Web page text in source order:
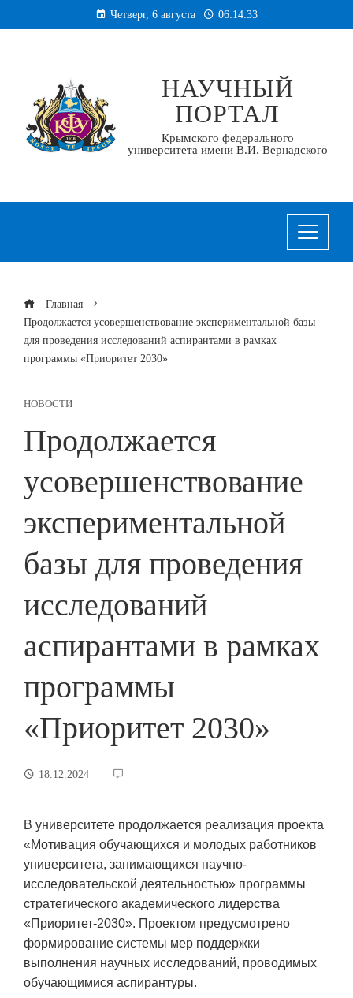
к
Четверг, 6 августа 06:14:33
НАУЧНЫЙ
ПОРТАЛ
Крымского федерального
университета имени В.И. Вернадского
Главная
Продолжается усовершенствование экспериментальной базы
для проведения исследований аспирантами в рамках
программы «Приоритет 2030»
НОВОСТИ
Продолжается
усовершенствование
экспериментальной
базы для проведения
исследований
аспирантами в рамках
программы
«Приоритет 2030»
18.12.2024
В университете продолжается реализация проекта
«Мотивация обучающихся и молодых работников
университета, занимающихся научно-
исследовательской деятельностью» программы
стратегического академического лидерства
«Приоритет-2030». Проектом предусмотрено
формирование системы мер поддержки
выполнения научных исследований, проводимых
обучающимися аспирантуры.